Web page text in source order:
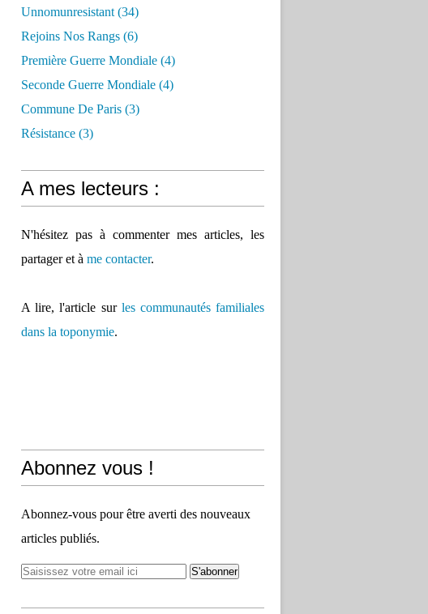
Unnomunresistant (34)
Rejoins Nos Rangs (6)
Première Guerre Mondiale (4)
Seconde Guerre Mondiale (4)
Commune De Paris (3)
Résistance (3)
A mes lecteurs :
N'hésitez pas à commenter mes articles, les
partager et à me contacter.
A lire, l'article sur les communautés familiales
dans la toponymie.
Abonnez vous !
Abonnez-vous pour être averti des nouveaux
articles publiés.